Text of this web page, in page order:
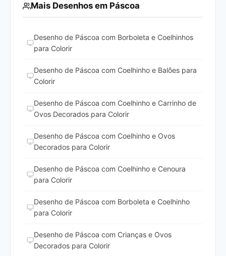
Mais Desenhos em Páscoa
Desenho de Páscoa com Borboleta e Coelhinhos
para Colorir
Desenho de Páscoa com Coelhinho e Balões para
Colorir
Desenho de Páscoa com Coelhinho e Carrinho de
Ovos Decorados para Colorir
Desenho de Páscoa com Coelhinho e Ovos
Decorados para Colorir
Desenho de Páscoa com Coelhinho e Cenoura
para Colorir
Desenho de Páscoa com Borboleta e Coelhinho
para Colorir
Desenho de Páscoa com Crianças e Ovos
Decorados para Colorir